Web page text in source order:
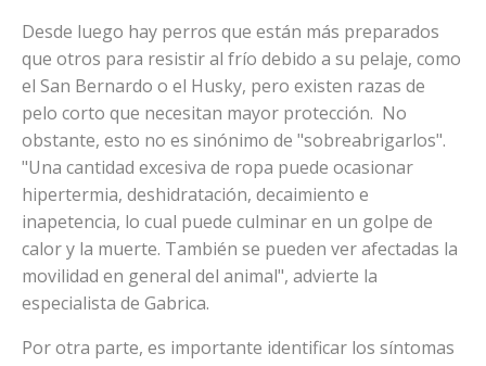
Desde luego hay perros que están más preparados
que otros para resistir al frío debido a su pelaje, como
el San Bernardo o el Husky, pero existen razas de
pelo corto que necesitan mayor protección. No
obstante, esto no es sinónimo de "sobreabrigarlos".
"Una cantidad excesiva de ropa puede ocasionar
hipertermia, deshidratación, decaimiento e
inapetencia, lo cual puede culminar en un golpe de
calor y la muerte. También se pueden ver afectadas la
movilidad en general del animal", advierte la
especialista de Gabrica.
Por otra parte, es importante identificar los síntomas